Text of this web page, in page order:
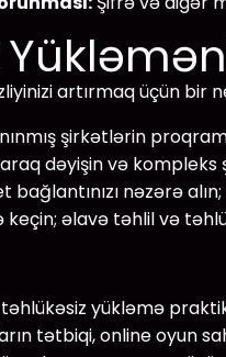
artırmaq üçün bir
şirkətlərin
dəyişin və kompleks
bağlantınızı nəzərə
əlavə təhlil və
yükləmə
tətbiqi, online oyun